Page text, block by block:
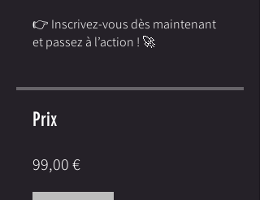
👉 Inscrivez-vous dès maintenant
et passez à l’action ! 🚀
Prix
99,00 €